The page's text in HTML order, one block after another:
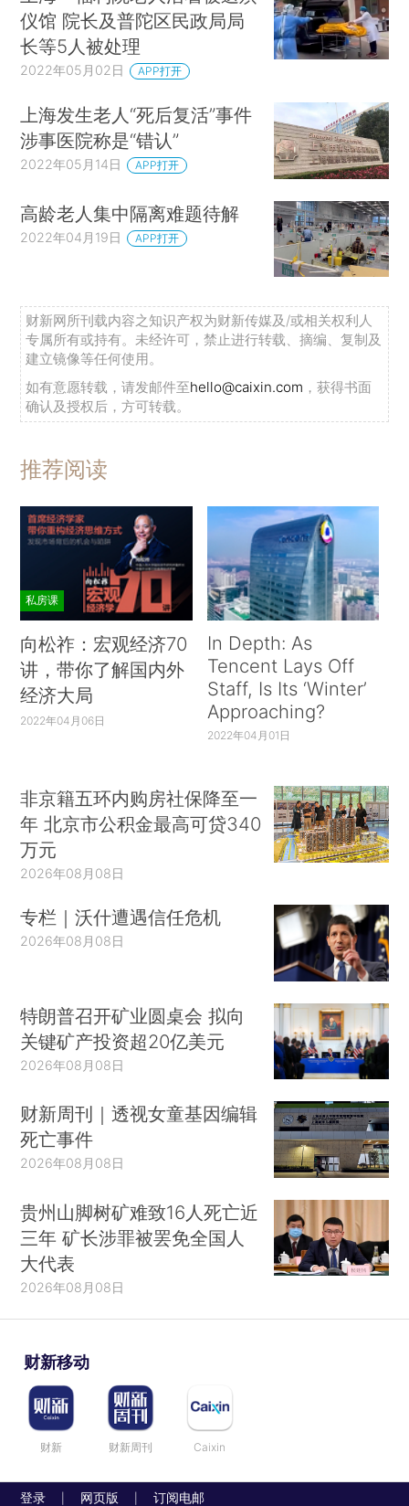
仪馆 院长及普陀区民政局局
长等5人被处理
2022年05月02日 APP打开
上海发生老人“死后复活”事件
涉事医院称是“错认”
2022年05月14日 APP打开
高龄老人集中隔离难题待解
2022年04月19日 APP打开
财新网所刊载内容之知识产权为财新传媒及/或相关权利人
专属所有或持有。未经许可，禁止进行转载、摘编、复制及
建立镜像等任何使用。
如有意愿转载，请发邮件至hello@caixin.com ，获得书面
确认及授权后，方可转载。
推荐阅读
私房课
向松祚：宏观经济70
讲，带你了解国内外
经济大局
2022年04月06日
In Depth: As
Tencent Lays Off
Staff, Is Its ‘Winter’
Approaching?
2022年04月01日
非京籍五环内购房社保降至一
年 北京市公积金最高可贷340
万元
2026年08月08日
专栏｜沃什遭遇信任危机
2026年08月08日
特朗普召开矿业圆桌会 拟向
关键矿产投资超20亿美元
2026年08月08日
财新周刊｜透视女童基因编辑
死亡事件
2026年08月08日
贵州山脚树矿难致16人死亡近
三年 矿长涉罪被罢免全国人
大代表
2026年08月08日
财新移动
财新 财新周刊 Caixin
登录 网页版 订阅电邮